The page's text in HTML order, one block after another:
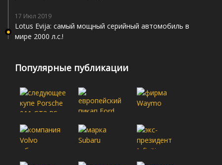
17 Июл 2019
Lotus Evija: самый мощный серийный автомобиль в
мире 2000 л.с.!
Популярные публикации